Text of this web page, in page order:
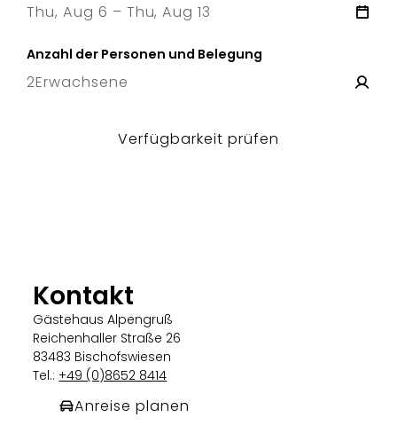
Thu, Aug 6 – Thu, Aug 13
Anzahl der Personen und Belegung
2Erwachsene
Verfügbarkeit prüfen
Kontakt
Gästehaus Alpengruß
Reichenhaller Straße 26
83483 Bischofswiesen
Tel.:+49 (0)8652 8414
Anreise planen